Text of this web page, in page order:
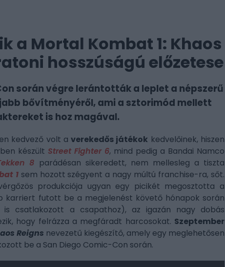
a Mortal Kombat 1: Khaos
hosszúságú előzetese
során végre lerántották a leplet a népszerű
bővítményéről, ami a sztorimód mellett
is hoz magával.
kedvező volt averekedős játékok kedvelőinek, hiszen
készült Street Fighter 6, mind pedig a Bandai Namco
8 parádésan sikeredett, nem mellesleg a tiszta
1sem hozott szégyent a nagy múltú franchise-ra, sőt.
produkciója ugyan egy picikét megosztotta a
karriert futott be a megjelenést követő hónapok során
is csatlakozott a csapathoz), az igazán nagy dobás
hogy felrázza a megfáradt harcosokat. Szeptember
Reigns nevezetű kiegészítő, amely egy meglehetősen
be a San Diego Comic-Con során.